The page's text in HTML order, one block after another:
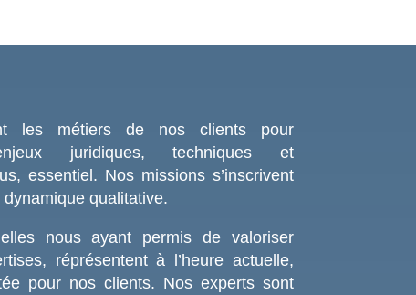
les métiers de nos clients pour
juridiques, techniques et
essentiel. Nos missions s’inscrivent
qualitative.
nous ayant permis de valoriser
réprésentent à l’heure actuelle,
pour nos clients. Nos experts sont